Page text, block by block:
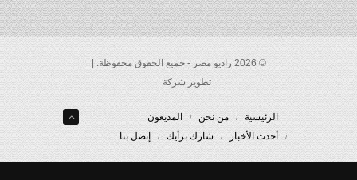
© 2026 راديو مصر - جميع الحقوق محفوظة. |
تطوير شركة
الرئيسية من نحن
المذيعون
أحدث الأخبار
شارك برأيك إتصل بنا